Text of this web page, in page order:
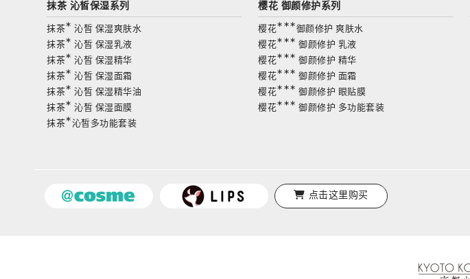
抹茶 沁皙保湿系列
抹茶∗ 沁皙 保湿爽肤水
抹茶∗ 沁皙 保湿乳液
抹茶∗ 沁皙 保湿精华
抹茶∗ 沁皙 保湿面霜
抹茶∗ 沁皙 保湿精华油
抹茶∗ 沁皙 保湿面膜
抹茶∗沁皙多功能套装
樱花 御颜修护系列
樱花∗∗∗御颜修护 爽肤水
樱花∗∗∗ 御颜修护 乳液
樱花∗∗∗ 御颜修护 精华
樱花∗∗∗ 御颜修护 面霜
樱花∗∗∗ 御颜修护 眼贴膜
樱花∗∗∗ 御颜修护 多功能套装
点击这里购买